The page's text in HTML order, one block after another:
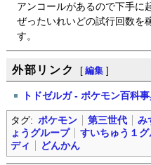
アンコールがあるので下手に
ぜったいれいどの試行回数を
す。
外部リンク [ 編集 ]
トドゼルガ - ポケモン百科
タグ: ポケモン 第三世代 み
ょうグループ
すいちゅう１グ
ディ
どんかん